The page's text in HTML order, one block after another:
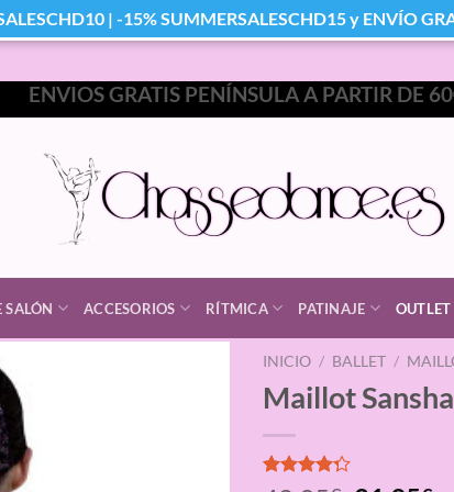
ENVIOS GRATIS PENÍNSULA A PARTIR DE
SALÓN ACCESORIOS RÍTMICA PATINAJE OUTLET
INICIO / BALLET /
Maillot
| -15% SUMMERSALESCHD15 y ENVÍO